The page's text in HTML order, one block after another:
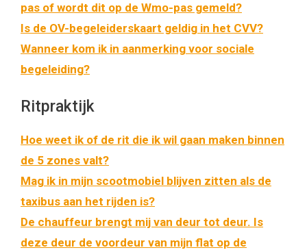
pas of wordt dit op de Wmo-pas gemeld?
Is de OV-begeleiderskaart geldig in het CVV?
Wanneer kom ik in aanmerking voor sociale
begeleiding?
Ritpraktijk
Hoe weet ik of de rit die ik wil gaan maken binnen
de 5 zones valt?
Mag ik in mijn scootmobiel blijven zitten als de
taxibus aan het rijden is?
De chauffeur brengt mij van deur tot deur. Is
deze deur de voordeur van mijn flat op de